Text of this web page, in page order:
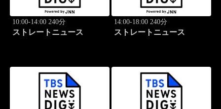
10:00-14:00 240分
ストレートニュース
14:00-18:00 240分
ストレートニュース